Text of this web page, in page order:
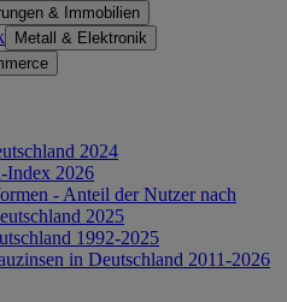
& Immobilien
Metall & Elektronik
2024
2026
- Anteil der Nutzer nach
2025
1992-2025
in Deutschland 2011-2026